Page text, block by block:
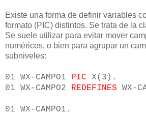
Existe una forma de definir variables
formato (PIC) distintos. Se trata de la
Se suele utilizar para evitar mover
numéricos, o bien para agrupar un
subniveles:
01 WX-CAMPO1 PIC X(3).
01 WX-CAMPO2 REDEFINES WX-
01 WX-CAMPO1.